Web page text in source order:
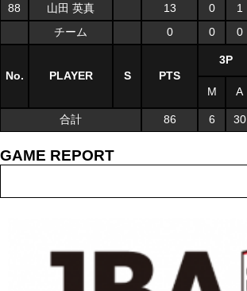
88
山田 英真 13 0 1
チーム
0 0 0
No. PLAYER S PTS
3P
M A
合計 86 6 30
GAME REPORT